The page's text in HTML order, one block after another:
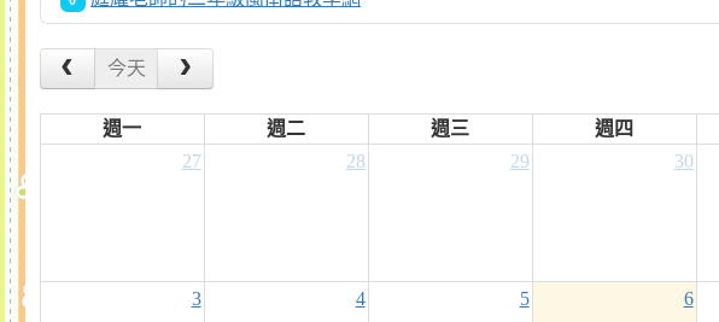
今天
週一 週二 週三 週四
27
28 29 30
3 4 5 6